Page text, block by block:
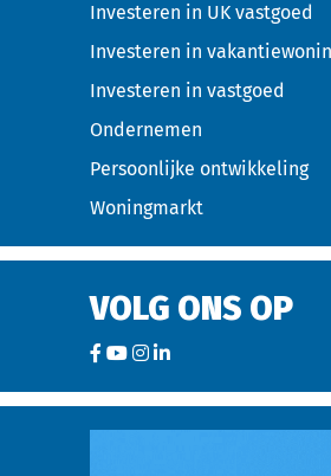
Investeren in UK vastgoed
Investeren in
Investeren in vastgoed
Ondernemen
Persoonlijke ontwikkeling
Woningmarkt
VOLG ONS OP